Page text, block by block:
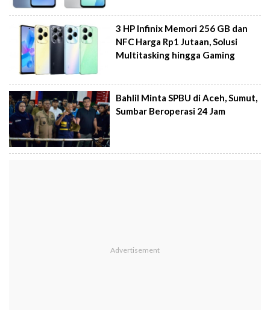
3 HP Infinix Memori 256 GB dan
NFC Harga Rp1 Jutaan, Solusi
Multitasking hingga Gaming
Bahlil Minta SPBU di Aceh, Sumut,
Sumbar Beroperasi 24 Jam